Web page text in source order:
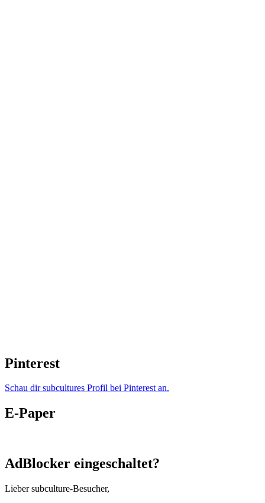
Pinterest
Schau dir subcultures Profil bei Pinterest an.
E-Paper
AdBlocker eingeschaltet?
Lieber subculture-Besucher,